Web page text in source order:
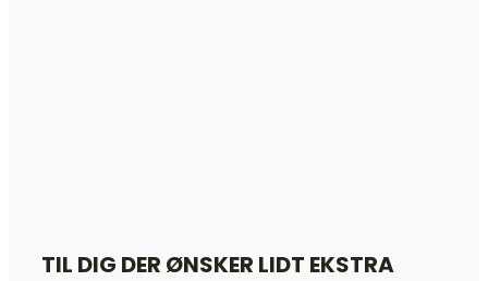
TIL DIG DER ØNSKER LIDT EKSTRA